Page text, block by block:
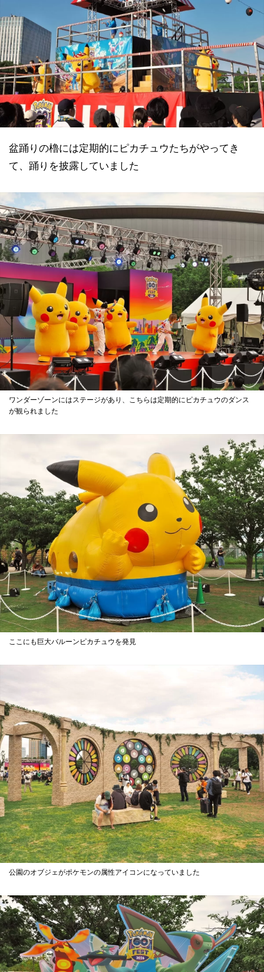
盆踊りの櫓には定期的にピカチュウたちがやってき
て、踊りを披露していました
ワンダーゾーンにはステージがあり、こちらは定期的にピカチュウのダンス
が観られました
ここにも巨大バルーンピカチュウを発見
公園のオブジェがポケモンの属性アイコンになっていました